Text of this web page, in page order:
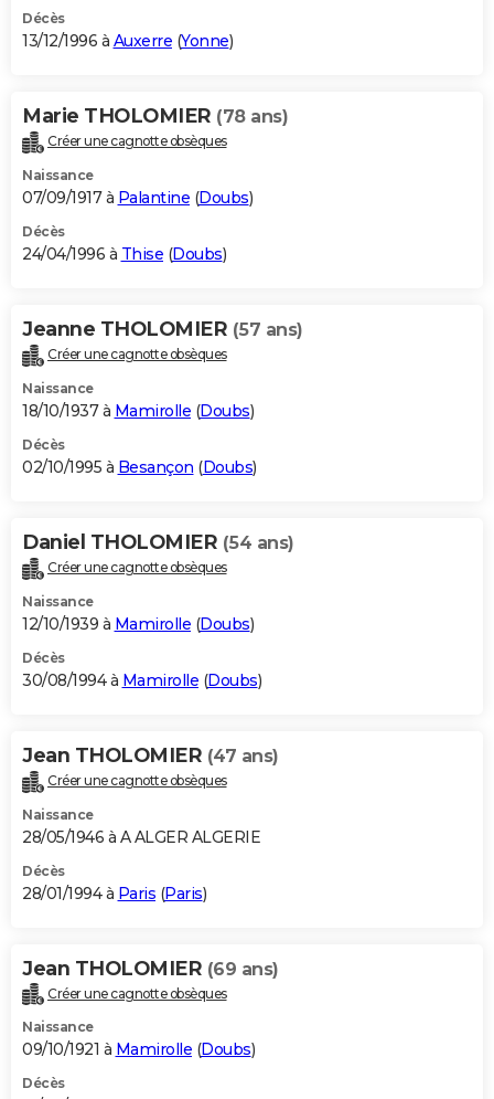
Décès
13/12/1996 à Auxerre (Yonne)
Marie THOLOMIER (78 ans)
Créer une cagnotte obsèques
Naissance
07/09/1917 à Palantine (Doubs)
Décès
24/04/1996 à Thise (Doubs)
Jeanne THOLOMIER (57 ans)
Créer une cagnotte obsèques
Naissance
18/10/1937 à Mamirolle (Doubs)
Décès
02/10/1995 à Besançon (Doubs)
Daniel THOLOMIER (54 ans)
Créer une cagnotte obsèques
Naissance
12/10/1939 à Mamirolle (Doubs)
Décès
30/08/1994 à Mamirolle (Doubs)
Jean THOLOMIER (47 ans)
Créer une cagnotte obsèques
Naissance
28/05/1946 à A ALGER ALGERIE
Décès
28/01/1994 à Paris (Paris)
Jean THOLOMIER (69 ans)
Créer une cagnotte obsèques
Naissance
09/10/1921 à Mamirolle (Doubs)
Décès